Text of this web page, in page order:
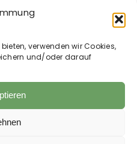
verwenden wir Cookies,
und/oder darauf
g Amara
und EquiGaron oder
die Blatthaare der
Transportbewegungen
und Fäden bilden.
keine